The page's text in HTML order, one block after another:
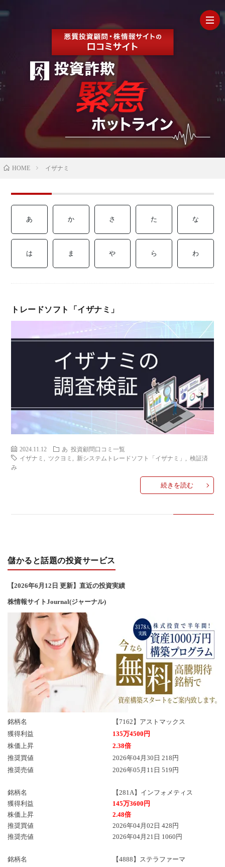
【
当に
げる
サー
済
み
覧
用
語
典
コラ
HOME イザナミ
あ か さ た な
は ま や ら わ
トレードソフト「イザナミ」
2024.11.12 あ
投資顧問口コミ一覧
イザナミ
ツクヨミ 新システムトレードソフト「イザナミ」 ,検証済
み
続きを読む
儲かると話題の投資サービス
【2026年6 月12 日 更新】直近の投資実績
株情報サイトJournal(ジャーナル)
銘柄名
【7162】アストマックス
獲得利益
135万4500円
株価上昇
2.38倍
推奨買値
2026年04月30日 218円
推奨売値
2026年05月11日 519円
銘柄名
【281A】インフォメティス
獲得利益
145万3600円
株価上昇
2.48倍
推奨買値
2026年04月02日 428円
推奨売値
2026年04月21日 1060円
銘柄名
【4888】ステラファーマ